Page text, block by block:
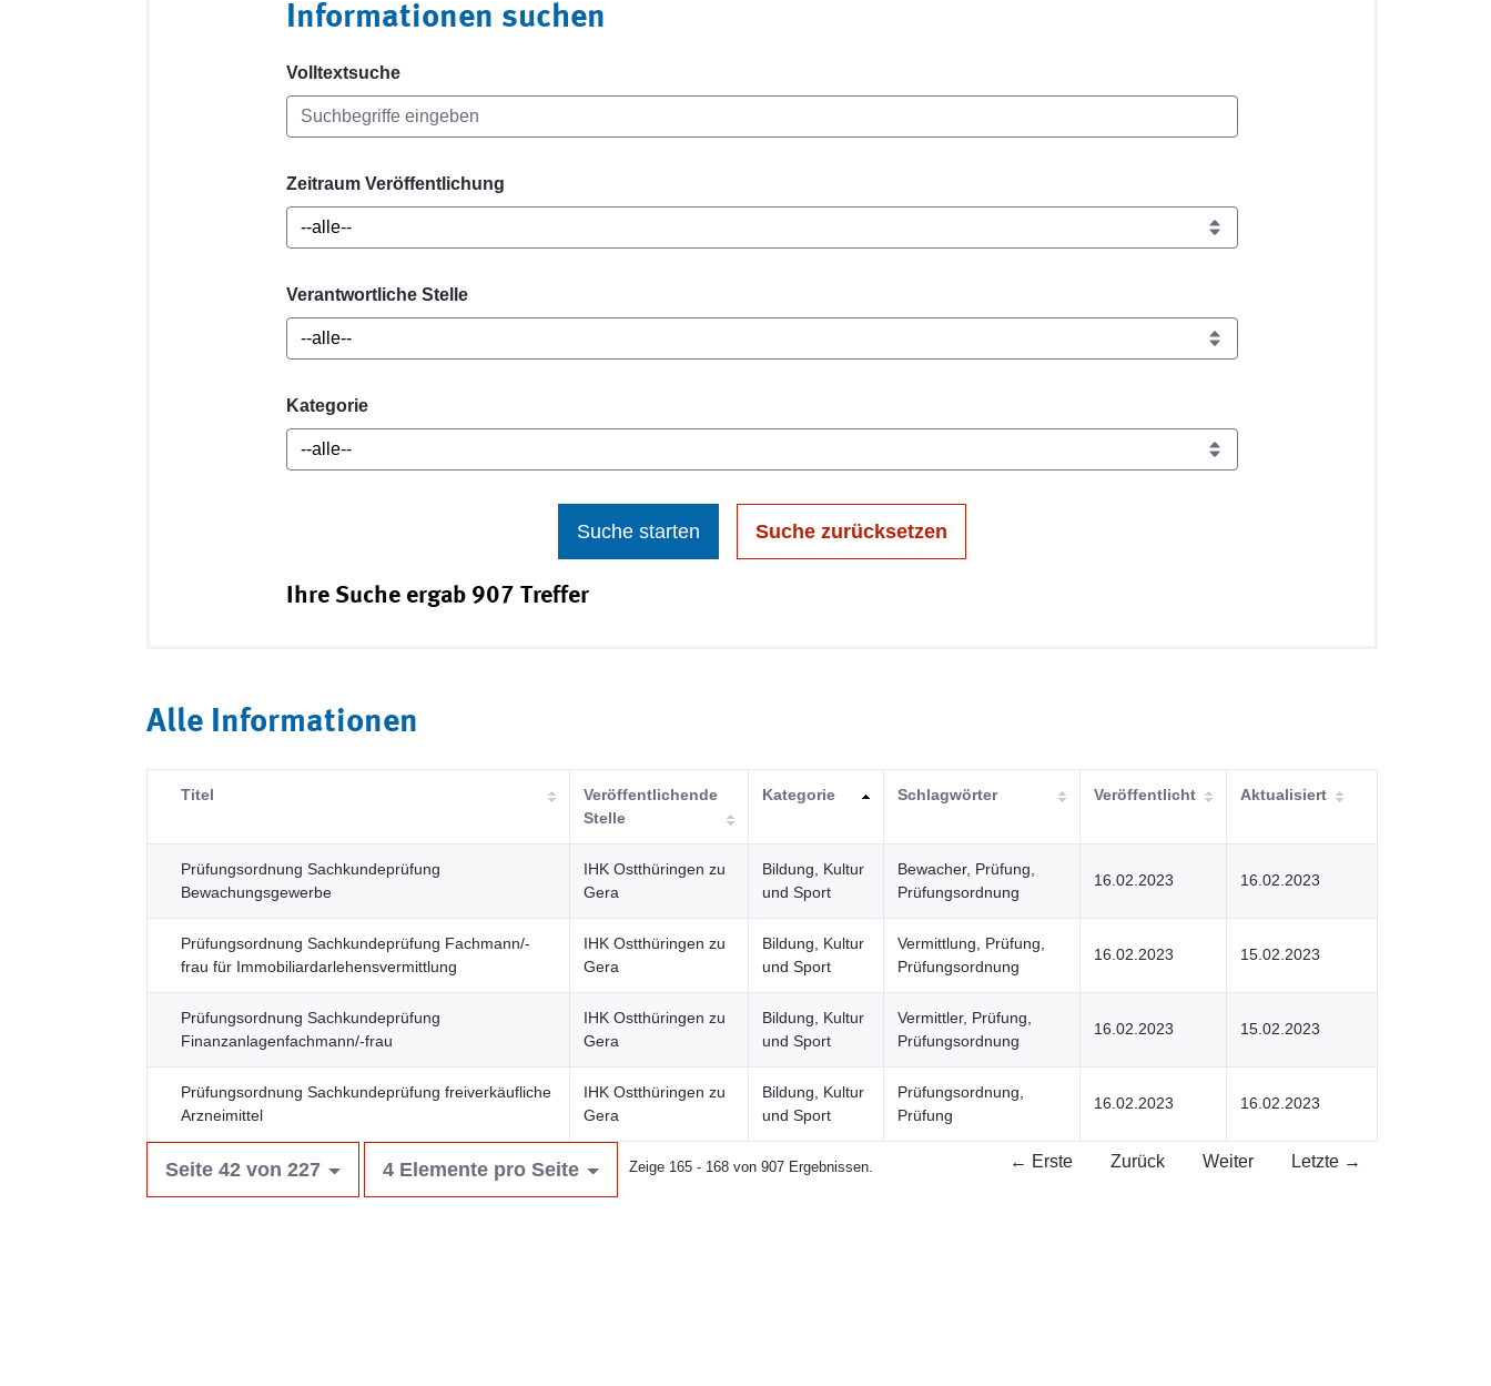
Informationen suchen
Volltextsuche
Zeitraum Veröffentlichung
Verantwortliche Stelle
Kategorie
Suche starten Suche zurücksetzen
Ihre Suche ergab 907 Treffer
Alle Informationen
Titel
Veröffentlichende
Stelle
Kategorie Schlagwörter Veröffentlicht Aktualisiert
Prüfungsordnung Sachkundeprüfung
Bewachungsgewerbe
IHK Ostthüringen zu
Gera
Bildung, Kultur
und Sport
Bewacher, Prüfung,
Prüfungsordnung
16.02.2023 16.02.2023
Prüfungsordnung Sachkundeprüfung Fachmann/-
frau für Immobiliardarlehensvermittlung
IHK Ostthüringen zu
Gera
Bildung, Kultur
und Sport
Vermittlung, Prüfung,
Prüfungsordnung
16.02.2023 15.02.2023
Prüfungsordnung Sachkundeprüfung
Finanzanlagenfachmann/-frau
IHK Ostthüringen zu
Gera
Bildung, Kultur
und Sport
Vermittler, Prüfung,
Prüfungsordnung
16.02.2023 15.02.2023
Prüfungsordnung Sachkundeprüfung freiverkäufliche
Arzneimittel
IHK Ostthüringen zu
Gera
Bildung, Kultur
und Sport
Prüfungsordnung,
Prüfung
16.02.2023 16.02.2023
Seite 42 von 227 4 Elemente pro Seite Zeige 165 - 168 von 907 Ergebnissen. ← Erste Zurück Weiter Letzte →